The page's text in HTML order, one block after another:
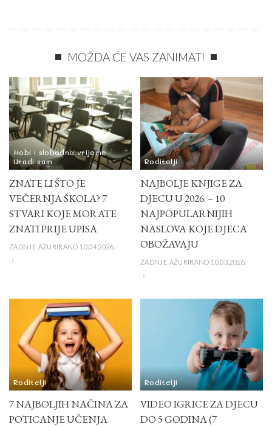
MOŽDA ĆE VAS ZANIMATI
Hobi i slobodno vrijeme
Uradi sam
ZNATE LI ŠTO JE
VEČERNJA ŠKOLA? 7
STVARI KOJE MORATE
ZNATI PRIJE UPISA
ZADNJE AŽURIRANO 10.04.2026.
Roditelji
NAJBOLJE KNJIGE ZA
DJECU U 2026. – 10
NAJPOPULARNIJIH
NASLOVA KOJE DJECA
OBOŽAVAJU
ZADNJE AŽURIRANO 10.03.2026.
Roditelji
7 NAJBOLJIH NAČINA ZA
POTICANJE UČENJA
Roditelji
VIDEO IGRICE ZA DJECU
DO 5 GODINA (7